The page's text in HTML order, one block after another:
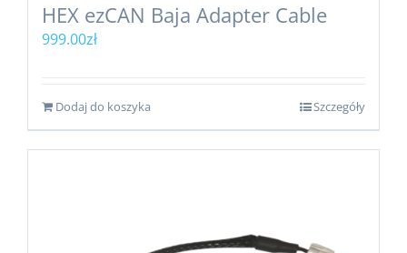
HEX ezCAN Baja Adapter Cable
999.00zł
Dodaj do koszyka Szczegóły